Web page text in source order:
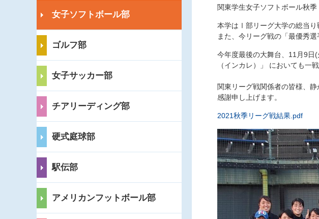
女子ソフトボール部
ゴルフ部
女子サッカー部
チアリーディング部
硬式庭球部
駅伝部
アメリカンフットボール部
関東学生女子ソフトボール秋
本学はⅠ部リーグ大学の総当り
また、今リーグ戦の「最優秀
今年度最後の大舞台、11月9日
（インカレ）」 においても一
関東リーグ戦関係者の皆様、
感謝申し上げます。
2021秋季リーグ戦結果.pdf